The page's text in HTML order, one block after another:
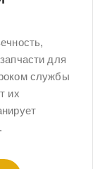
для
службы
их